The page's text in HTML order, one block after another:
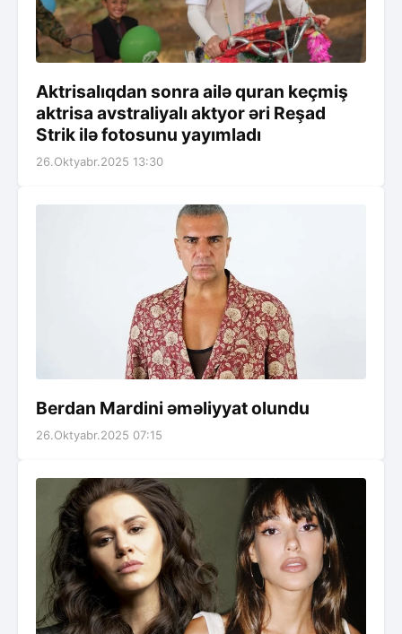
Aktrisalıqdan sonra ailə quran keçmiş
aktrisa avstraliyalı aktyor əri Reşad
Strik ilə fotosunu yayımladı
26.Oktyabr.2025 13:30
Berdan Mardini əməliyyat olundu
26.Oktyabr.2025 07:15